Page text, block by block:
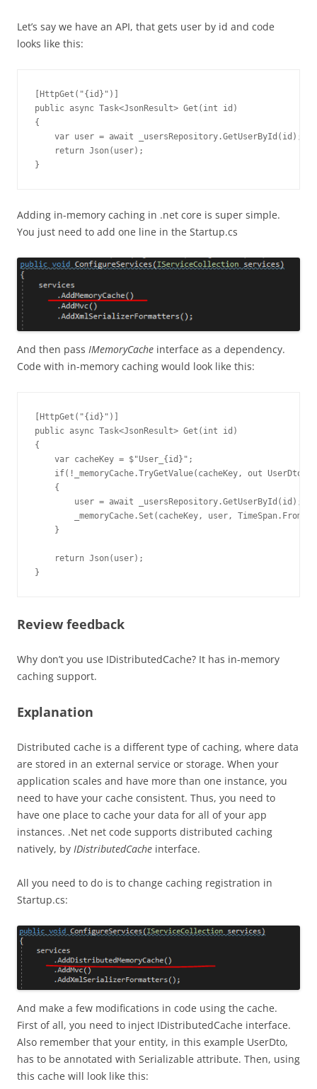
Let’s say we have an API, that gets user by id and code
looks like this:
[HttpGet("{id}")]
public async Task<JsonResult> Get(int id)
{
    var user = await _usersRepository.GetUserById(id);
    return Json(user);
}
Adding in-memory caching in .net core is super simple.
You just need to add one line in the Startup.cs
And then pass IMemoryCache interface as a dependency.
Code with in-memory caching would look like this:
[HttpGet("{id}")]
public async Task<JsonResult> Get(int id)
{
    var cacheKey = $"User_{id}";
if(!_memoryCache.TryGetValue(cacheKey, out UserDto
    {
        user = await _usersRepository.GetUserById(id);
_memoryCache.Set(cacheKey, user,
    }
    return Json(user);
}
Review feedback
Why don’t you use IDistributedCache? It has in-memory
caching support.
Explanation
Distributed cache is a different type of caching, where data
are stored in an external service or storage. When your
application scales and have more than one instance, you
need to have your cache consistent. Thus, you need to
have one place to cache your data for all of your app
instances. .Net net code supports distributed caching
natively, by IDistributedCache interface.
All you need to do is to change caching registration in
Startup.cs:
And make a few modifications in code using the cache.
First of all, you need to inject IDistributedCache interface.
Also remember that your entity, in this example UserDto,
has to be annotated with Serializable attribute. Then, using
this cache will look like this: